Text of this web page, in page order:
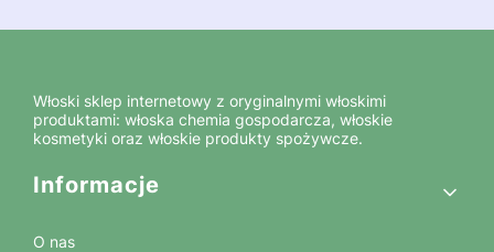
Włoski sklep internetowy z oryginalnymi włoskimi
produktami: włoska chemia gospodarcza, włoskie
kosmetyki oraz włoskie produkty spożywcze.
Linki w stopce
Informacje
O nas